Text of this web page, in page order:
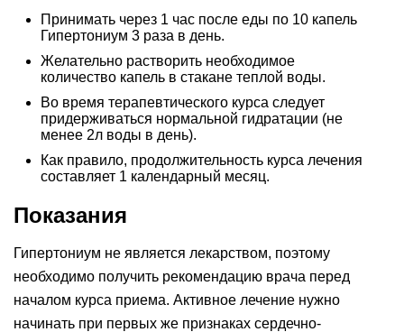
Принимать через 1 час после еды по 10 капель
Гипертониум 3 раза в день.
Желательно растворить необходимое
количество капель в стакане теплой воды.
Во время терапевтического курса следует
придерживаться нормальной гидратации (не
менее 2л воды в день).
Как правило, продолжительность курса лечения
составляет 1 календарный месяц.
Показания
Гипертониум не является лекарством, поэтому
необходимо получить рекомендацию врача перед
началом курса приема. Активное лечение нужно
начинать при первых же признаках сердечно-